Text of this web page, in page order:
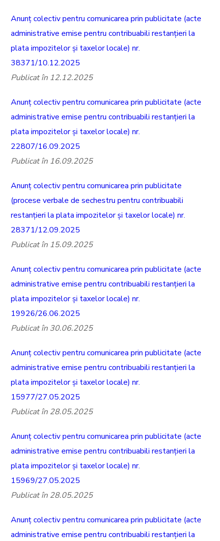
Anunț colectiv pentru comunicarea prin publicitate (acte
administrative emise pentru contribuabili restanțieri la
plata impozitelor și taxelor locale) nr.
38371/10.12.2025
Publicat în 12.12.2025
Anunț colectiv pentru comunicarea prin publicitate (acte
administrative emise pentru contribuabili restanțieri la
plata impozitelor și taxelor locale) nr.
22807/16.09.2025
Publicat în 16.09.2025
Anunț colectiv pentru comunicarea prin publicitate
(procese verbale de sechestru pentru contribuabili
restanțieri la plata impozitelor și taxelor locale) nr.
28371/12.09.2025
Publicat în 15.09.2025
Anunț colectiv pentru comunicarea prin publicitate (acte
administrative emise pentru contribuabili restanțieri la
plata impozitelor și taxelor locale) nr.
19926/26.06.2025
Publicat în 30.06.2025
Anunț colectiv pentru comunicarea prin publicitate (acte
administrative emise pentru contribuabili restanțieri la
plata impozitelor și taxelor locale) nr.
15977/27.05.2025
Publicat în 28.05.2025
Anunț colectiv pentru comunicarea prin publicitate (acte
administrative emise pentru contribuabili restanțieri la
plata impozitelor și taxelor locale) nr.
15969/27.05.2025
Publicat în 28.05.2025
Anunț colectiv pentru comunicarea prin publicitate (acte
administrative emise pentru contribuabili restanțieri la